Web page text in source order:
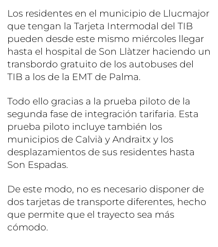
Los residentes en el municipio de Llucmajor
que tengan la Tarjeta Intermodal del TIB
pueden desde este mismo miércoles llegar
hasta el hospital de Son Llàtzer haciendo un
transbordo gratuito de los autobuses del
TIB a los de la EMT de Palma.
Todo ello gracias a la prueba piloto de la
segunda fase de integración tarifaria. Esta
prueba piloto incluye también los
municipios de Calvià y Andraitx y los
desplazamientos de sus residentes hasta
Son Espadas.
De este modo, no es necesario disponer de
dos tarjetas de transporte diferentes, hecho
que permite que el trayecto sea más
cómodo.